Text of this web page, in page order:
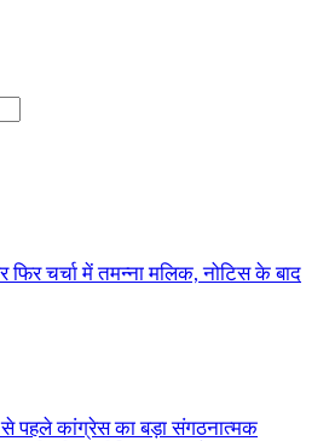
चर्चा में तमन्ना मलिक, नोटिस के बाद
पहले कांग्रेस का बड़ा संगठनात्मक